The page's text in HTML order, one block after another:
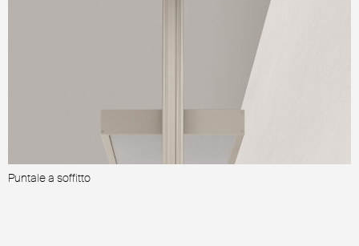
Puntale a soffitto